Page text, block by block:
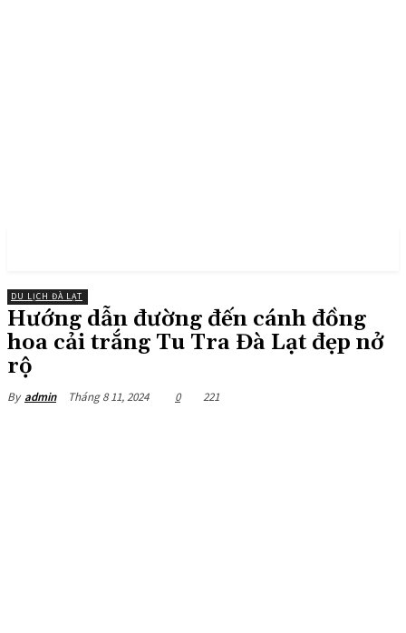
DU LỊCH ĐÀ LẠT
Hướng dẫn đường đến cánh đồng
hoa cải trắng Tu Tra Đà Lạt đẹp nở
rộ
By admin Tháng 8 11, 2024 0 221